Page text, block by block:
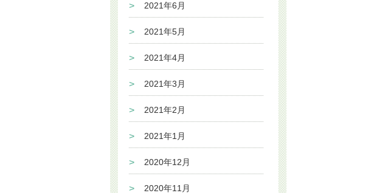
2021年6月
2021年5月
2021年4月
2021年3月
2021年2月
2021年1月
2020年12月
2020年11月